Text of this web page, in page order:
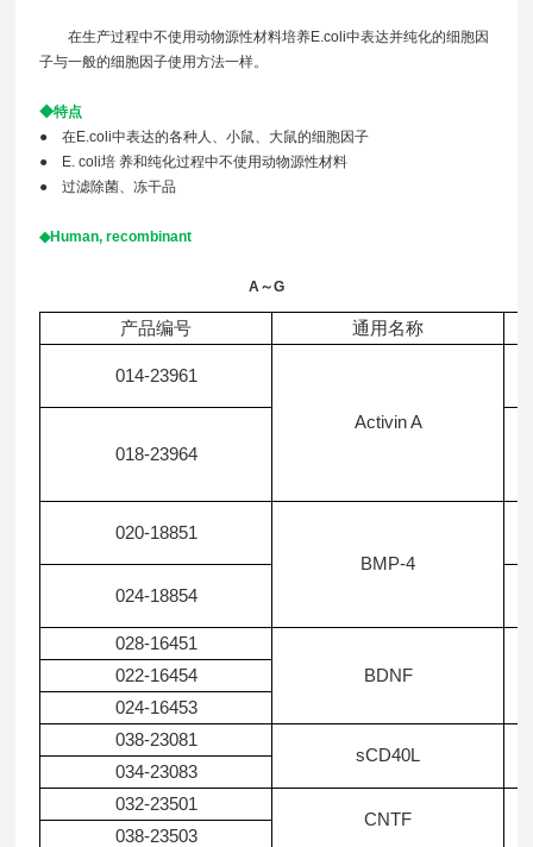
在生产过程中不使用动物源性材料培养E.coli中表达并纯化的细胞因
子与一般的细胞因子使用方法一样。
◆特点
● 在E.coli中表达的各种人、小鼠、大鼠的细胞因子
● E. coli培 养和纯化过程中不使用动物源性材料
●过滤除菌、冻干品
◆Human, recombinant
A～G
产品编号 通用名称
014-23961
Activin A
018-23964
020-18851
BMP-4
024-18854
028-16451
BDNF
022-16454
024-16453
038-23081
sCD40L
034-23083
032-23501
CNTF
038-23503